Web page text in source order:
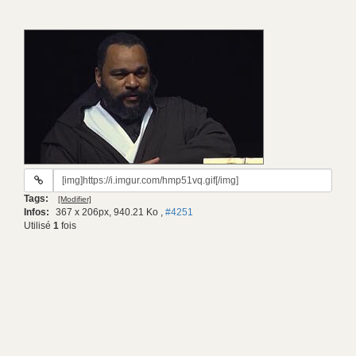
URL
gif:
Tags: [Modifier]
Infos: 367 x 206px, 940.21 Ko , #4251
Utilisé 1 fois